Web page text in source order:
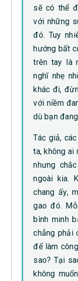
sẽ có thể
với những
đó. Tuy
hướng bất
trên tay là
nghĩ nhẹ
khác đi,
với niềm
dù bạn
Tác giả,
ta, không ai
nhưng
ngoài kia.
chang ấy,
gao đó.
bình minh
chẳng phải
để làm
sao? Tại
không